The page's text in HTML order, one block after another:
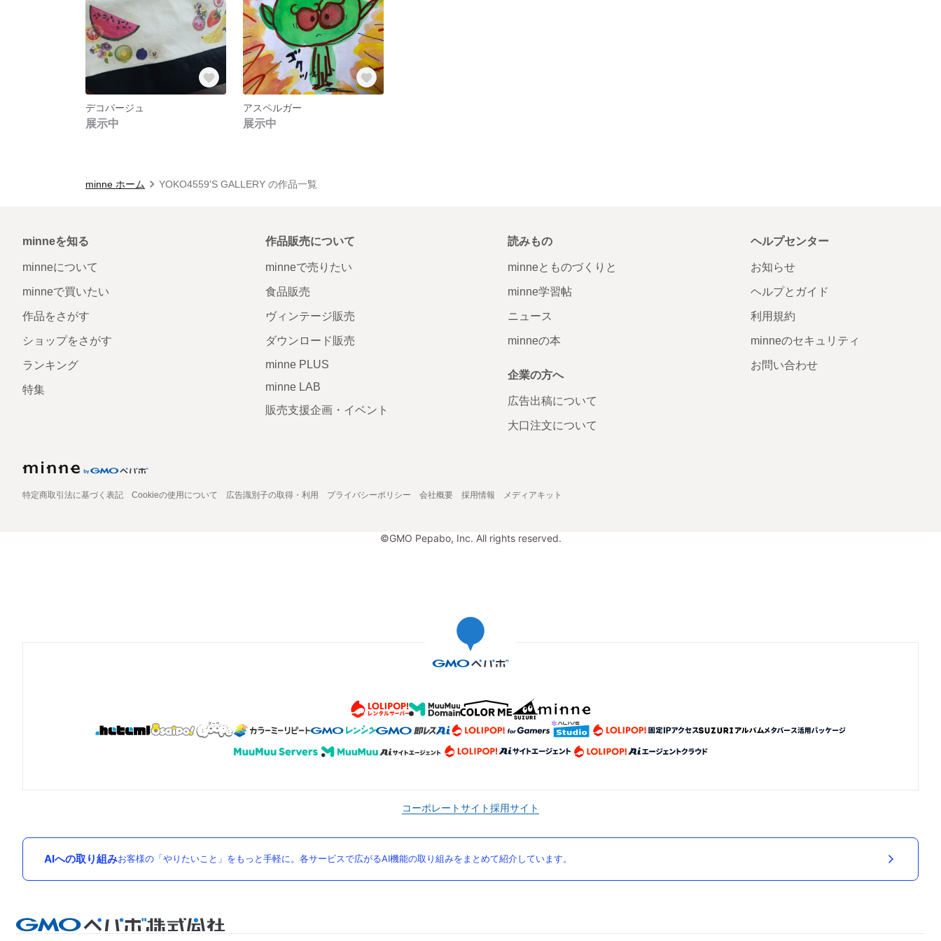
デコパージュ
展示中
アスペルガー
展示中
minne ホーム YOKO4559'S GALLERY の作品一覧
minneを知る
minneについて
minneで買いたい
作品をさがす
ショップをさがす
ランキング
特集
作品販売について
minneで売りたい
食品販売
ヴィンテージ販売
ダウンロード販売
minne PLUS
minne LAB
販売支援企画・イベント
読みもの
minneとものづくりと
minne学習帖
ニュース
minneの本
企業の方へ
広告出稿について
大口注文について
ヘルプセンター
お知らせ
ヘルプとガイド
利用規約
minneのセキュリティ
お問い合わせ
特定商取引法に基づく表記 Cookieの使用について 広告識別子の取得・利用 プライバシーポリシー 会社概要 採用情報 メディアキット
©GMO Pepabo, Inc. All rights reserved.
コーポレートサイト採用サイト
AIへの取り組みお客様の「やりたいこと」をもっと手軽に。各サービスで広がるAI機能の取り組みをまとめて紹介しています。